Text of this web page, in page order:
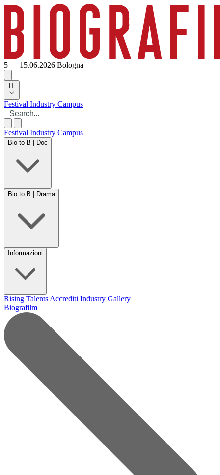
5 — 15.06.2026 Bologna
IT
Festival Industry Campus
Festival Industry Campus
Bio to B | Doc
Bio to B | Drama
Informazioni
Rising Talents Accrediti Industry Gallery
Biografilm